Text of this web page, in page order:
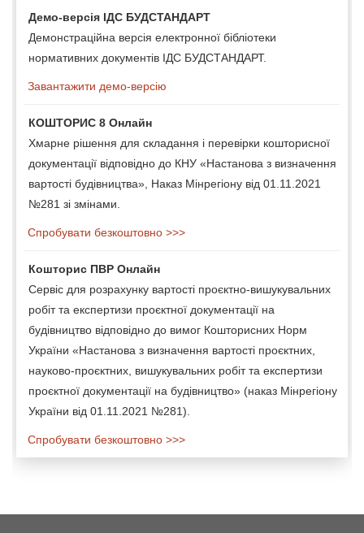
Демо-версія ІДС БУДСТАНДАРТ
Демонстраційна версія електронної бібліотеки
нормативних документів ІДС БУДСТАНДАРТ.
Завантажити демо-версію
КОШТОРИС 8 Онлайн
Хмарне рішення для складання і перевірки кошторисної
документації відповідно до КНУ «Настанова з визначення
вартості будівництва», Наказ Мінрегіону від 01.11.2021
№281 зі змінами.
Спробувати безкоштовно >>>
Кошторис ПВР Онлайн
Сервіс для розрахунку вартості проєктно-вишукувальних
робіт та експертизи проєктної документації на
будівництво відповідно до вимог Кошторисних Норм
України «Настанова з визначення вартості проєктних,
науково-проєктних, вишукувальних робіт та експертизи
проєктної документації на будівництво» (наказ Мінрегіону
України від 01.11.2021 №281).
Спробувати безкоштовно >>>